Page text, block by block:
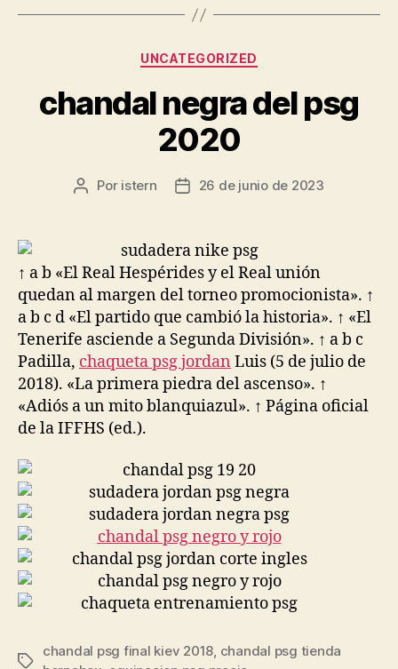
Categorías
UNCATEGORIZED
chandal negra del psg
2020
Autor
entrada
Por istern
Fecha
entrada
26 de junio de 2023
↑ a b «El Real Hespérides y el Real unión
quedan al margen del torneo promocionista». ↑
a b c d «El partido que cambió la historia». ↑ «El
Tenerife asciende a Segunda División». ↑ a b c
Padilla, chaqueta psg jordan Luis (5 de julio de
2018). «La primera piedra del ascenso». ↑
«Adiós a un mito blanquiazul». ↑ Página oficial
de la IFFHS (ed.).
Etiquetas
chandal psg final kiev 2018, chandal psg tienda